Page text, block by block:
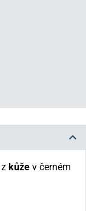
z kůže v černém